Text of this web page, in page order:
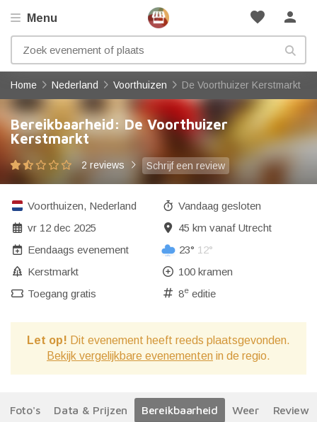
favorite person
Menu
Home Nederland Voorthuizen De Voorthuizer Kerstmarkt
Bereikbaarheid: De Voorthuizer
Kerstmarkt
2 reviews Schrijf een review
Voorthuizen, Nederland
vr 12 dec 2025
Eendaags evenement
Kerstmarkt
Toegang gratis
Vandaag gesloten
45 km vanaf Utrecht
23° 12°
100 kramen
8eeditie
Let op! Dit evenement heeft reeds plaatsgevonden.
Bekijk vergelijkbare evenementen in de regio.
Foto's Data & Prijzen Bereikbaarheid Weer Reviews